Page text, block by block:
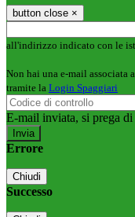
button close ×
all'indirizzo indicato con le
Non hai una e-mail associata
tramite la Login Spaggiari
E-mail inviata, si prega
Errore
Chiudi
Successo